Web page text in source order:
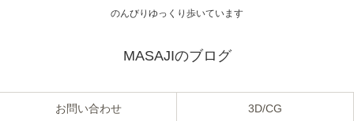
のんびりゆっくり歩いています
MASAJIのブログ
お問い合わせ 3D/CG